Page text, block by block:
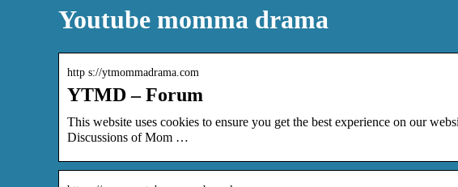
Youtube momma drama
http s://ytmommadrama.com
YTMD – Forum
This website uses cookies to ensure you get the best experience on our
Discussions of Mom …